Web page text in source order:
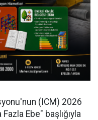
(ICM) 2026
Ebe" başlığıyla